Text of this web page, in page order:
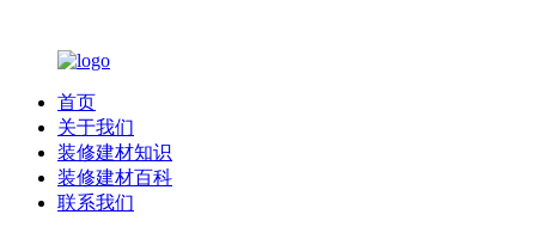
首页
关于我们
装修建材知识
装修建材百科
联系我们